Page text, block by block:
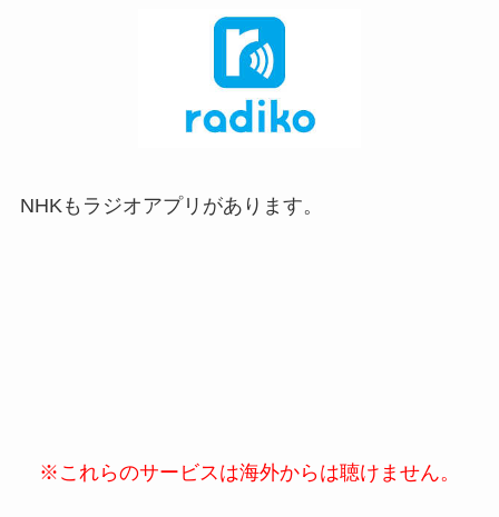
NHKもラジオアプリがあります。
※これらのサービスは海外からは聴けません。